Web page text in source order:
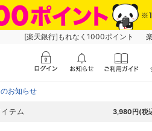
[楽天銀行]もれなく1000ポイント
お知らせ
テム 3,980円(税